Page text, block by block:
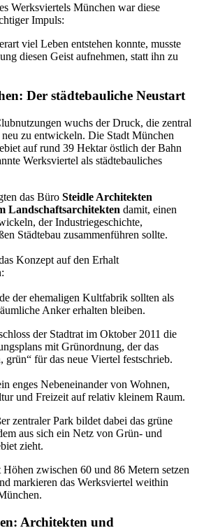
Werksviertels München war diese
Impuls:
viel Leben entstehen konnte, musste
diesen Geist aufnehmen, statt ihn zu
Der städtebauliche Neustart
wuchs der Druck, die zentral
zu entwickeln. Die Stadt München
auf rund 39 Hektar östlich der Bahn
Werksviertel als städtebauliches
das Büro Steidle Architekten
Landschaftsarchitekten damit, einen
der Industriegeschichte,
Städtebau zusammenführen sollte.
Konzept auf den Erhalt
der ehemaligen Kultfabrik sollten als
Anker erhalten bleiben.
der Stadtrat im Oktober 2011 die
mit Grünordnung, der das
für das neue Viertel festschrieb.
enges Nebeneinander von Wohnen,
und Freizeit auf relativ kleinem Raum.
zentraler Park bildet dabei das grüne
aus sich ein Netz von Grün- und
zieht.
zwischen 60 und 86 Metern setzen
markieren das Werksviertel weithin
Architekten und